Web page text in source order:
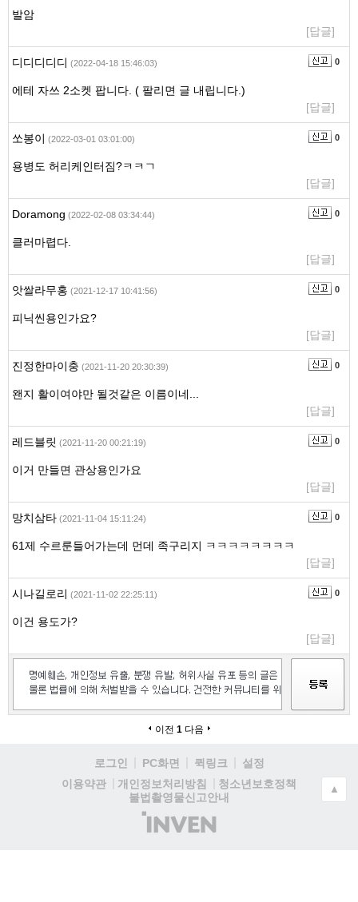
발암
[답글]
디디디디디 (2022-04-18 15:46:03) 0
에테 자쓰 2소켓 팝니다. ( 팔리면 글 내립니다.)
[답글]
쏘봉이 (2022-03-01 03:01:00) 0
용병도 허리케인터짐?ㅋㅋㄱ
[답글]
Doramong (2022-02-08 03:34:44) 0
클러마렵다.
[답글]
앗쌀라무홍 (2021-12-17 10:41:56) 0
피닉씬용인가요?
[답글]
진정한마이충 (2021-11-20 20:30:39) 0
왠지 활이여야만 될것같은 이름이네...
[답글]
레드블릿 (2021-11-20 00:21:19) 0
이거 만들면 관상용인가요
[답글]
망치삼타 (2021-11-04 15:11:24) 0
61제 수르룬들어가는데 먼데 족구리지 ㅋㅋㅋㅋㅋㅋㅋㅋ
[답글]
시나길로리 (2021-11-02 22:25:11) 0
이건 용도가?
[답글]
이전 1 다음
로그인 PC화면 퀵링크
설정
이용약관
개인정보처리방침
청소년보호정책
불법촬영물신고안내
(주)
인
▲